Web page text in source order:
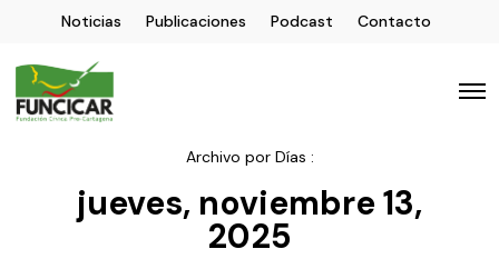
Noticias Publicaciones Podcast Contacto
Archivo por Días :
jueves, noviembre 13,
2025